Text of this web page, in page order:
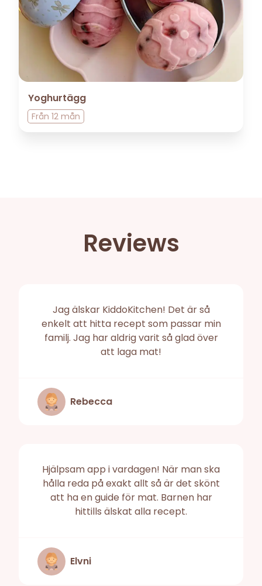
Yoghurtägg
Från 12 mån
Reviews
Jag älskar KiddoKitchen! Det är så
enkelt att hitta recept som passar min
familj. Jag har aldrig varit så glad över
att laga mat!
Rebecca
Hjälpsam app i vardagen! När man ska
hålla reda på exakt allt så är det skönt
att ha en guide för mat. Barnen har
hittills älskat alla recept.
Elvni